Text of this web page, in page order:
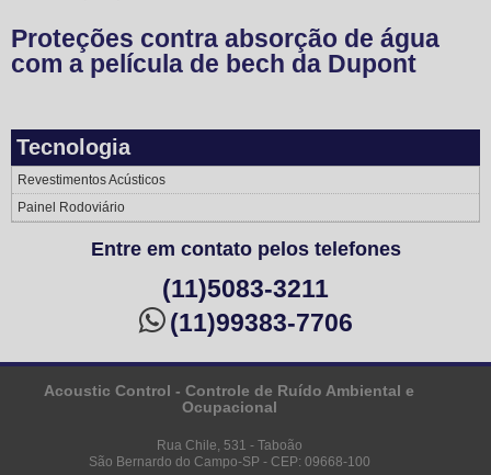
Proteções contra absorção de água
com a película de bech da Dupont
Tecnologia
Revestimentos Acústicos
Painel Rodoviário
Entre em contato pelos telefones
(11)5083-3211
(11)99383-7706
Acoustic Control - Controle de Ruído Ambiental e
Ocupacional
Rua Chile, 531 - Taboão
São Bernardo do Campo-SP - CEP: 09668-100